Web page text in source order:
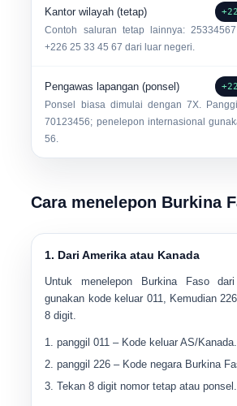
Kantor wilayah (tetap)
Contoh saluran tetap lainnya:25334567
+226 25 33 45 67 dari luar negeri.
Pengawas lapangan (ponsel)
Ponsel biasa dimulai dengan 7X.
70123456; penelepon internasional
56.
Cara menelepon Burkina
1. Dari Amerika atau Kanada
Untuk menelepon Burkina Faso
gunakan kode keluar 011, Kemudian226
8 digit.
panggil011 – Kode keluar AS/Kanada.
panggil226 – Kode negara Burkina
Tekan8 digit nomor tetap atau ponsel .